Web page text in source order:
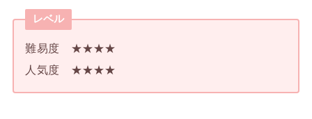
レベル
難易度 ★★★★
人気度 ★★★★